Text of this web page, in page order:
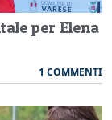
per Elena
1 COMMENTI